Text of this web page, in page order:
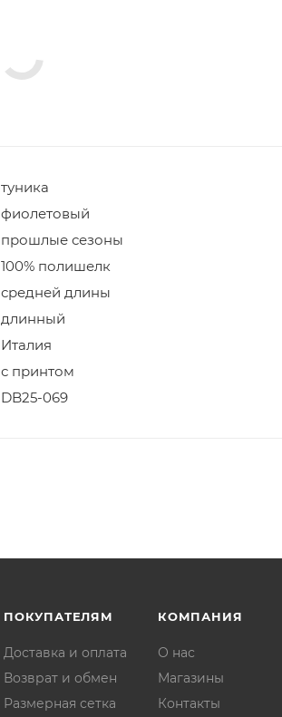
туника
фиолетовый
прошлые сезоны
100% полишелк
средней длины
длинный
Италия
с принтом
DB25-069
ПОКУПАТЕЛЯМ
Доставка и оплата
Возврат и обмен
Размерная сетка
КОМПАНИЯ
О нас
Магазины
Контакты